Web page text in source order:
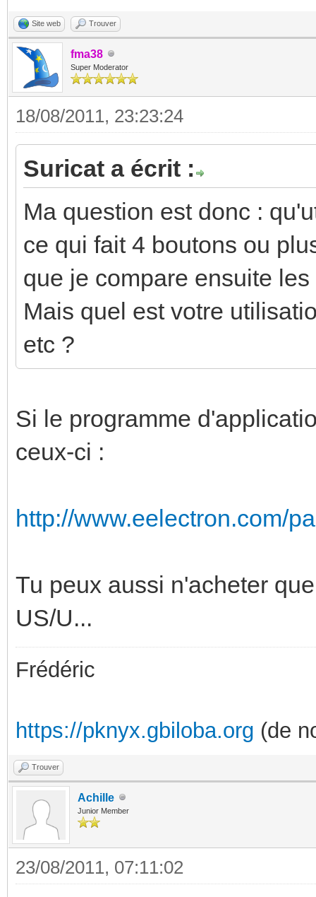
Site web Trouver
fma38
Super Moderator
18/08/2011, 23:23:24
Suricat a écrit :
Ma question est donc :
ce qui fait 4 boutons ou
que je compare ensuite
Mais quel est votre
etc ?
Si le programme
ceux-ci :
http://www.eelectron.com/
Tu peux aussi n'acheter
US/U...
Frédéric
https://pknyx.gbiloba.org (de
Trouver
Achille
Junior Member
23/08/2011, 07:11:02